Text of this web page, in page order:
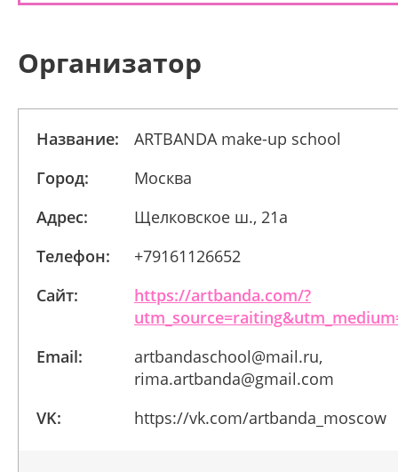
Организатор
Название:
ARTBANDA make-up school
Город:
Москва
Адрес:
Щелковское ш., 21а
Телефон:
+79161126652
Сайт:
https://artbanda.com/?
Email:
artbandaschool@mail.ru,
rima.artbanda@gmail.com
VK:
https://vk.com/artbanda_moscow